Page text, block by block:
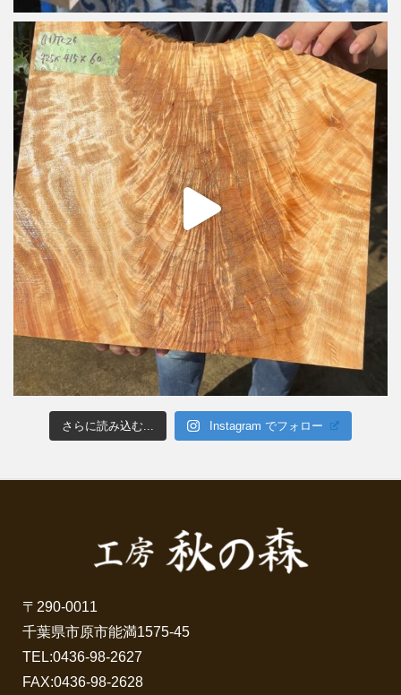
さらに読み込む... Instagram でフォロー
〒290-0011
千葉県市原市能満1575-45
TEL:0436-98-2627
FAX:0436-98-2628